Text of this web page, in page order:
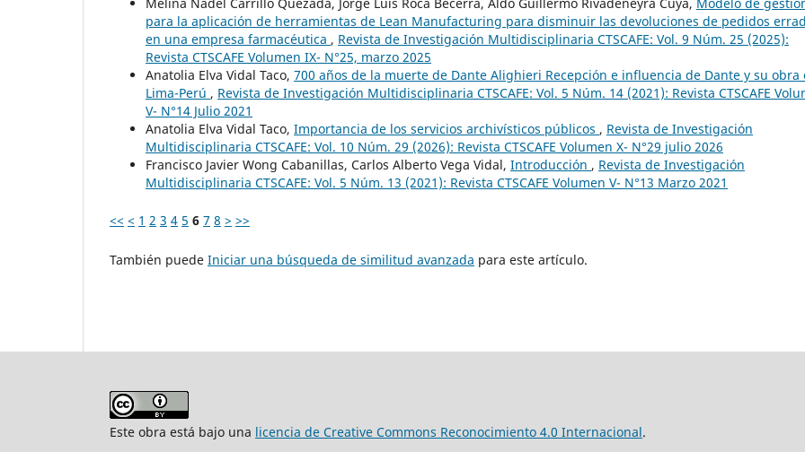
para la aplicación de herramientas de Lean Manufacturing para disminuir las devoluciones de pedidos
en una empresa farmacéutica , Revista de Investigación Multidisciplinaria CTSCAFE: Vol. 9 Núm. 25 (2025):
Revista CTSCAFE Volumen IX- N°25, marzo 2025
Anatolia Elva Vidal Taco, 700 años de la muerte de Dante Alighieri Recepción e influencia de Dante y su obra
Lima-Perú , Revista de Investigación Multidisciplinaria CTSCAFE: Vol. 5 Núm. 14 (2021): Revista CTSCAFE
V- N°14 Julio 2021
Anatolia Elva Vidal Taco, Importancia de los servicios archivísticos públicos , Revista de Investigación
Multidisciplinaria CTSCAFE: Vol. 10 Núm. 29 (2026): Revista CTSCAFE Volumen X- N°29 julio 2026
Francisco Javier Wong Cabanillas, Carlos Alberto Vega Vidal, Introducción , Revista de Investigación
Multidisciplinaria CTSCAFE: Vol. 5 Núm. 13 (2021): Revista CTSCAFE Volumen V- N°13 Marzo 2021
<< < 1 2 3 4 5 6 7 8 > >>
También puede Iniciar una búsqueda de similitud avanzada para este artículo.
Este obra está bajo una licencia de Creative Commons Reconocimiento 4.0 Internacional.